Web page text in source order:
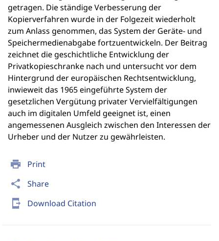
print Print
share Share
send_to_mobile Download Citation
getragen. Die ständige Verbesserung der
Kopierverfahren wurde in der Folgezeit wiederholt
zum Anlass genommen, das System der Geräte- und
Speichermedienabgabe fortzuentwickeln. Der Beitrag
zeichnet die geschichtliche Entwicklung der
Privatkopieschranke nach und untersucht vor dem
Hintergrund der europäischen Rechtsentwicklung,
inwieweit das 1965 eingeführte System der
gesetzlichen Vergütung privater Vervielfältigungen
auch im digitalen Umfeld geeignet ist, einen
angemessenen Ausgleich zwischen den Interessen der
Urheber und der Nutzer zu gewährleisten.